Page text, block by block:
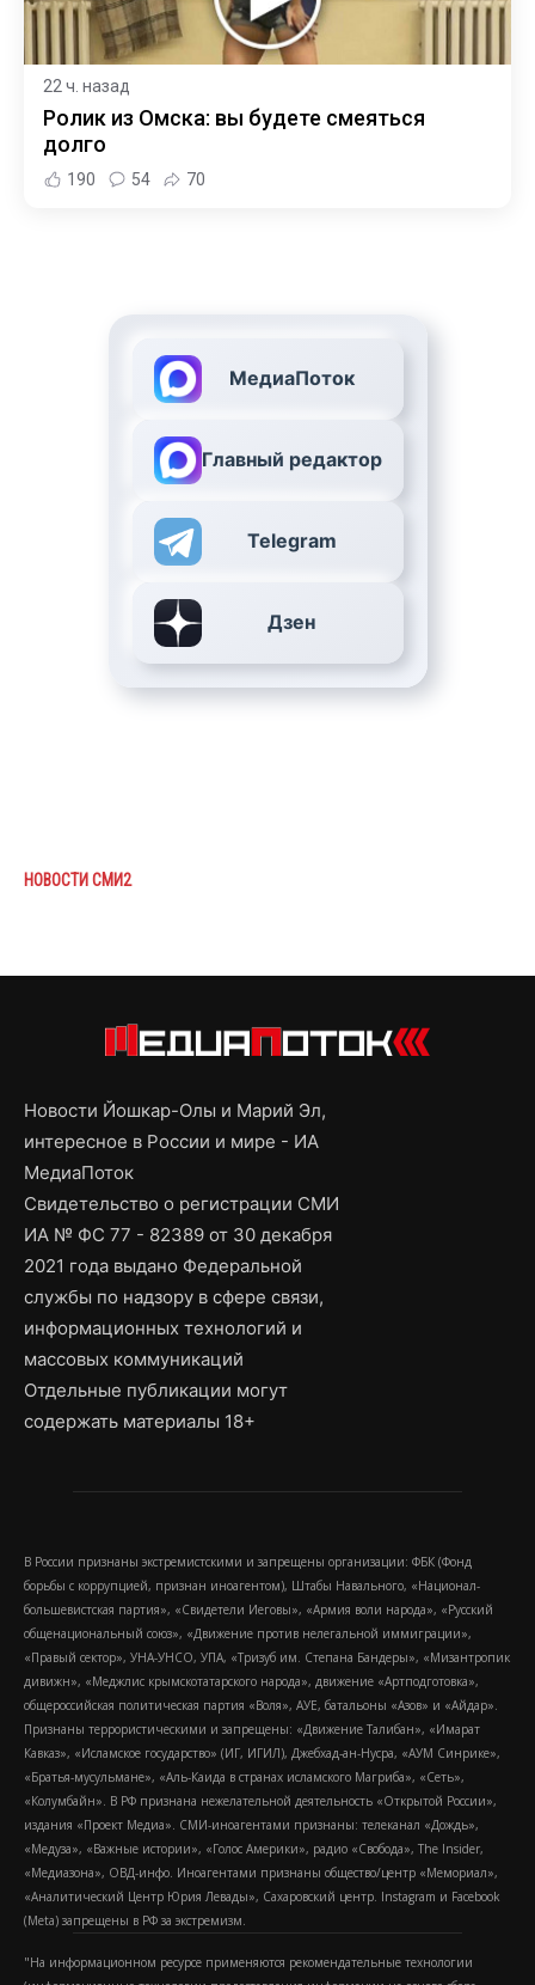
22 ч. назад
Ролик из Омска: вы будете смеяться
долго
190 54 70
МедиаПоток
Главный редактор
Telegram
Дзен
НОВОСТИ СМИ2
Новости Йошкар-Олы и Марий Эл,
интересное в России и мире - ИА
МедиаПоток
Свидетельство о регистрации СМИ
ИА № ФС 77 - 82389 от 30 декабря
2021 года выдано Федеральной
службы по надзору в сфере связи,
информационных технологий и
массовых коммуникаций
Отдельные публикации могут
содержать материалы 18+
В России признаны экстремистскими и запрещены организации: ФБК (Фонд
борьбы с коррупцией, признан иноагентом), Штабы Навального, «Национал-
большевистская партия», «Свидетели Иеговы», «Армия воли народа», «Русский
общенациональный союз», «Движение против нелегальной иммиграции»,
«Правый сектор», УНА-УНСО, УПА, «Тризуб им. Степана Бандеры», «Мизантропик
дивижн», «Меджлис крымскотатарского народа», движение «Артподготовка»,
общероссийская политическая партия «Воля», АУЕ, батальоны «Азов» и «Айдар».
Признаны террористическими и запрещены: «Движение Талибан», «Имарат
Кавказ», «Исламское государство» (ИГ, ИГИЛ), Джебхад-ан-Нусра, «АУМ Синрике»,
«Братья-мусульмане», «Аль-Каида в странах исламского Магриба», «Сеть»,
«Колумбайн». В РФ признана нежелательной деятельность «Открытой России»,
издания «Проект Медиа». СМИ-иноагентами признаны: телеканал «Дождь»,
«Медуза», «Важные истории», «Голос Америки», радио «Свобода», The Insider,
«Медиазона», ОВД-инфо. Иноагентами признаны общество/центр «Мемориал»,
«Аналитический Центр Юрия Левады», Сахаровский центр. Instagram и Facebook
(Metа) запрещены в РФ за экстремизм.
"На информационном ресурсе применяются рекомендательные технологии